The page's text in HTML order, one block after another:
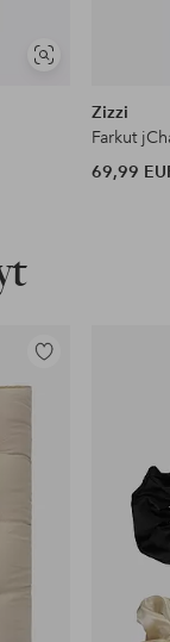
Näytä
Zizzi
Farkut
69,99
Lisää
suosikkeihin